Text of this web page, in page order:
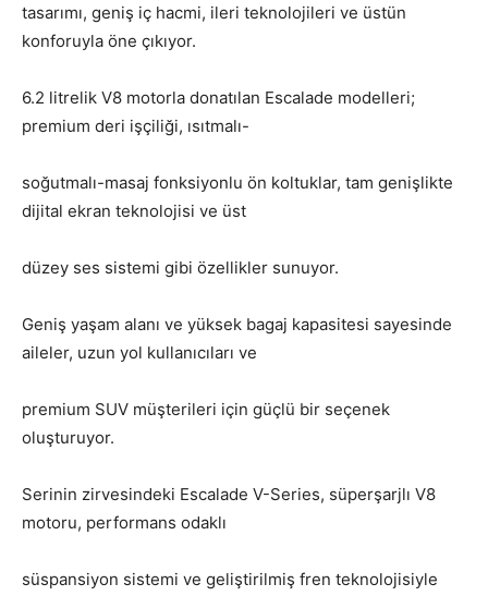
tasarımı, geniş iç hacmi, ileri teknolojileri ve üstün
konforuyla öne çıkıyor.
6.2 litrelik V8 motorla donatılan Escalade modelleri;
premium deri işçiliği, ısıtmalı-
soğutmalı-masaj fonksiyonlu ön koltuklar, tam genişlikte
dijital ekran teknolojisi ve üst
düzey ses sistemi gibi özellikler sunuyor.
Geniş yaşam alanı ve yüksek bagaj kapasitesi sayesinde
aileler, uzun yol kullanıcıları ve
premium SUV müşterileri için güçlü bir seçenek
oluşturuyor.
Serinin zirvesindeki Escalade V-Series, süperşarjlı V8
motoru, performans odaklı
süspansiyon sistemi ve geliştirilmiş fren teknolojisiyle